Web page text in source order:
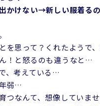
かけない→新しい服着る
を思って？くれたようで
！と怒るのも違うなと…
、考えている…
弱…
つなんて、想像していませ